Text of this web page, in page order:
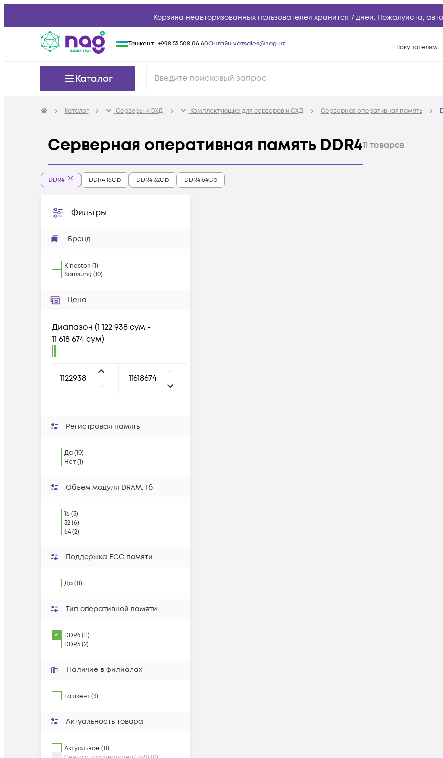
Корзина неавторизованных пользователей хранится 7 дней. Пожалуйста,
Ташкент +998 55 508 06 60Онлайн чатsales@nag.uz Покупателям
Вопросы и
База знаний
Каталог
Каталог Серверы и СХД Комплектующие для серверов и СХД Серверная оперативная память
Серверная оперативная память DDR411 товаров
Фильтры
Бренд
Kingston (1)
Samsung (10)
Цена
Диапазон (1 122 938 сум -
11 618 674 сум)
Регистровая память
Да (10)
Нет (1)
Объем модуля DRAM, Гб
16 (3)
32 (6)
64 (2)
Поддержка ECC памяти
Да (11)
Тип оперативной памяти
DDR4 (11)
DDR5 (2)
Наличие в филиалах
Ташкент (3)
Актуальность товара
Актуальное (11)
DDR4 DDR4 16Gb DDR4 32Gb DDR4 64Gb